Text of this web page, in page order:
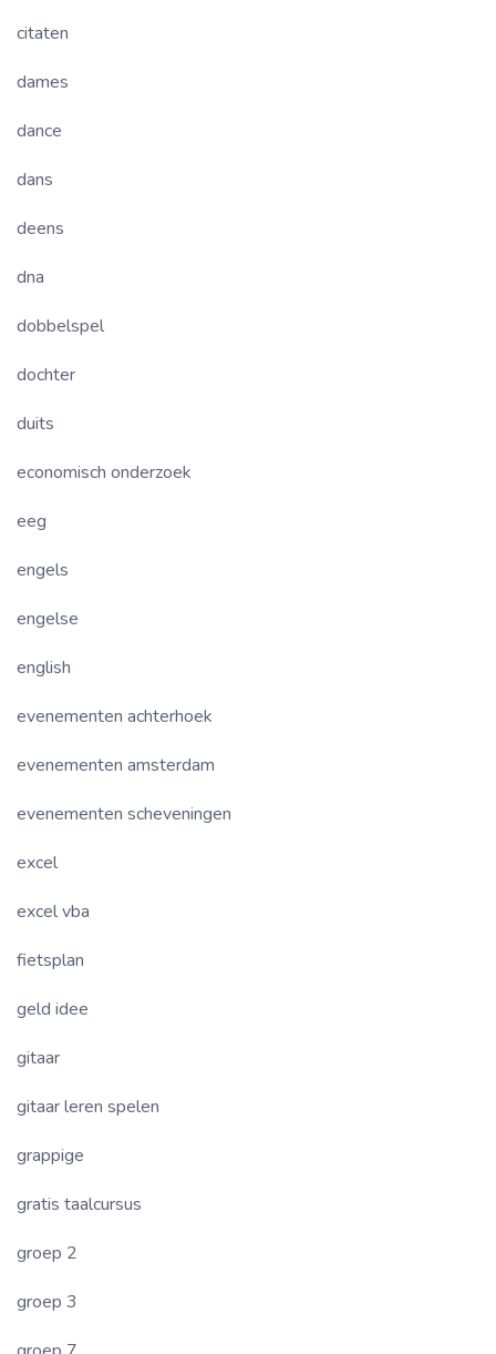
citaten
dames
dance
dans
deens
dna
dobbelspel
dochter
duits
economisch onderzoek
eeg
engels
engelse
english
evenementen achterhoek
evenementen amsterdam
evenementen scheveningen
excel
excel vba
fietsplan
geld idee
gitaar
gitaar leren spelen
grappige
gratis taalcursus
groep 2
groep 3